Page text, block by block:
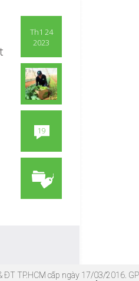
Th1 24
2023
19
TP.HCM cấp ngày 17/03/2016.